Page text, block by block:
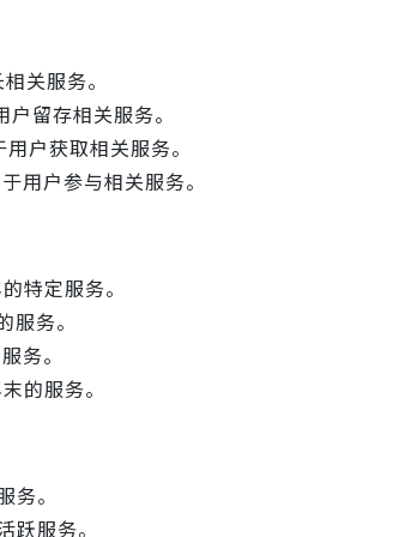
关服务。
户留存相关服务。
用户获取相关服务。
用户参与相关服务。
特定服务。
服务。
务。
的服务。
务。
跃服务。